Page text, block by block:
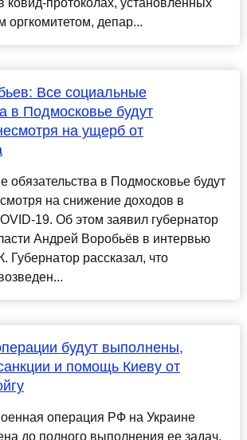
ковид-протоколах, установленных
депар...
Все социальные
в Подмосковье будут
на ущерб от
обязательства в Подмосковье будут
на снижение доходов в
19. Об этом заявил губернатор
Андрей Воробьёв в интервью
Губернатор рассказал, что
будут выполнены,
и помощь Киеву от
операция РФ на Украине
до полного выполнения ее задач,